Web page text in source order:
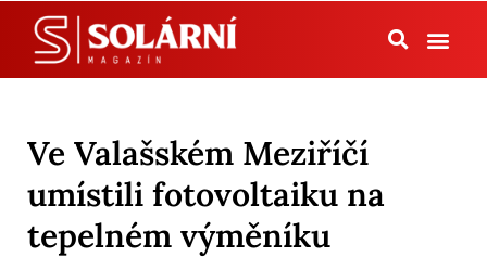
Ve Valašském Meziříčí
umístili fotovoltaiku na
tepelném výměníku